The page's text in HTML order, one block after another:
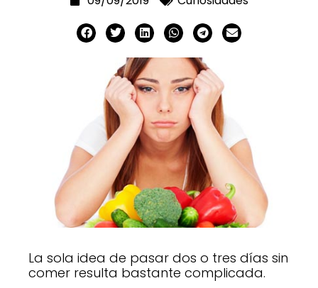
La sola idea de pasar dos o tres días sin
comer resulta bastante complicada.